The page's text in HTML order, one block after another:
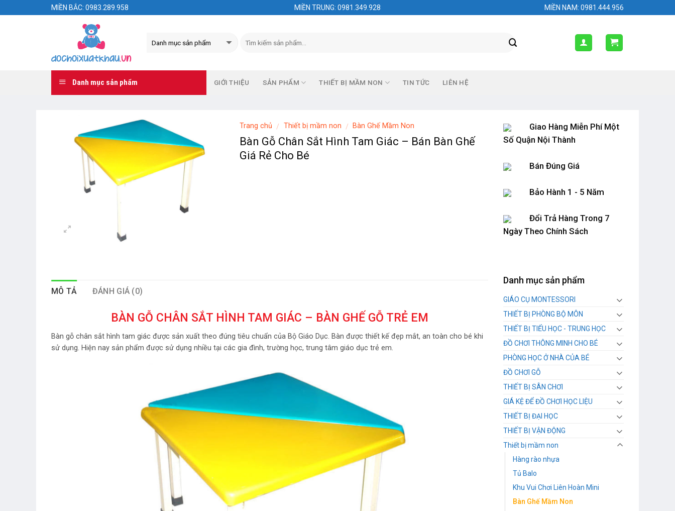
MIỀN BẮC: 0983.289.958 MIỀN TRUNG: 0981.349.928 MIỀN NAM: 0981.444.956
Danh mục sản phẩm GIỚI THIỆU SẢN PHẨM THIẾT BỊ MẦM NON TIN TỨC LIÊN HỆ
Trang chủ / Thiết bị mầm non / Bàn Ghế Mầm Non
Bàn Gỗ Chân Sắt Hình Tam Giác – Bán Bàn Ghế
Giá Rẻ Cho Bé
MÔ TẢ ĐÁNH GIÁ (0)
BÀN GỖ CHÂN SẮT HÌNH TAM GIÁC – BÀN GHẾ GỖ TRẺ EM
Bàn gỗ chân sắt hình tam giác được sản xuất theo đúng tiêu chuẩn của Bộ Giáo Dục. Bàn được thiết kế đẹp mắt, an toàn cho bé khi
sử dụng. Hiện nay sản phẩm được sử dụng nhiều tại các gia đình, trường học, trung tâm giáo dục trẻ em.
Giao Hàng Miễn Phí Một
Số Quận Nội Thành
Bán Đúng Giá
Bảo Hành 1 - 5 Năm
Đổi Trả Hàng Trong 7
Ngày Theo Chính Sách
Danh mục sản phẩm
GIÁO CỤ MONTESSORI
THIẾT BỊ PHÒNG BỘ MÔN
THIẾT BỊ TIỂU HỌC - TRUNG HỌC
ĐỒ CHƠI THÔNG MINH CHO BÉ
PHÒNG HỌC Ở NHÀ CỦA BÉ
ĐỒ CHƠI GỖ
THIẾT BỊ SÂN CHƠI
GIÁ KỆ ĐỂ ĐỒ CHƠI HỌC LIỆU
THIẾT BỊ ĐẠI HỌC
THIẾT BỊ VẬN ĐỘNG
Thiết bị mầm non
Hàng rào nhựa
Tủ Balo
Khu Vui Chơi Liên Hoàn Mini
Bàn Ghế Mầm Non